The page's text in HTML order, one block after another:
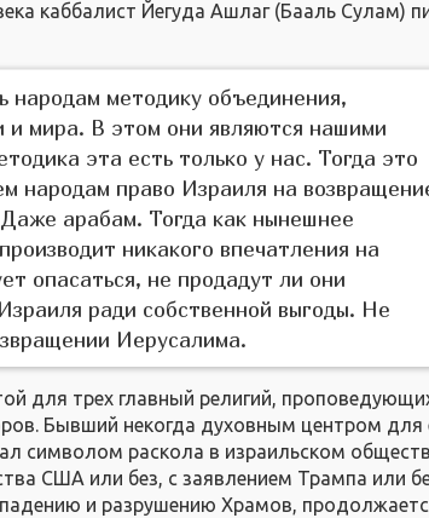
каббалист Йегуда Ашлаг (Бааль Сулам)
народам методику объединения,
и мира. В этом они являются нашими
эта есть только у нас. Тогда это
народам право Израиля на
арабам. Тогда как нынешнее
никакого впечатления на
опасаться, не продадут ли они
ради собственной выгоды. Не
Иерусалима.
для трех главный религий,
Бывший некогда духовным центром для
символом раскола в израильском
США или без, с заявлением Трампа или
и разрушению Храмов,